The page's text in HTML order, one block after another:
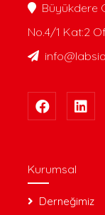
Büyükdere
No.4/1 Kat:2
Kurumsal
Derneğimiz